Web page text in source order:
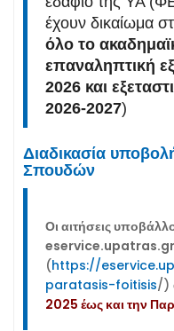
έχουν δικαίωμα
όλο το
επαναληπτική
2026 και
2026-2027)
Διαδικασία
Σπουδών
Οι αιτήσεις
eservice.upatras.gr
(https://
paratasis-foitisis/)
2025 έως και την